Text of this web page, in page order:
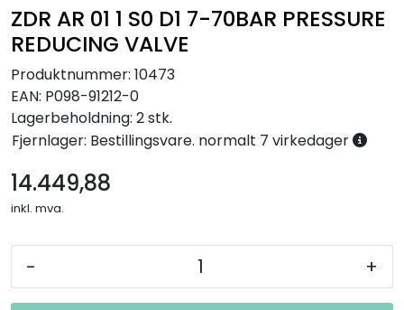
ZDR AR 01 1 S0 D1 7-70BAR PRESSURE
REDUCING VALVE
Produktnummer: 10473
EAN: P098-91212-0
Lagerbeholdning: 2 stk.
Fjernlager: Bestillingsvare. normalt 7 virkedager
14.449,88
inkl. mva.
- +